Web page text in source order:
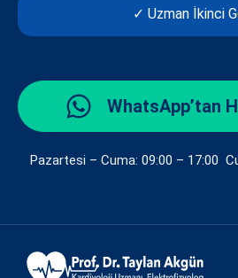
✓ Uzman İkinci
WhatsApp’tan
Pazartesi – Cuma: 09:00 – 17:00